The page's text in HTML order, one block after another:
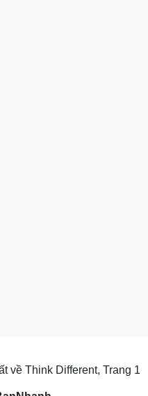
về Think Different, Trang 1